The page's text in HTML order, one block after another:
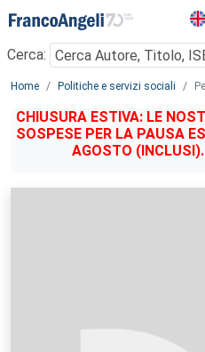
Menu
Cerca:
Main content
Home Politiche e servizi sociali
CHIUSURA ESTIVA: LE
SOSPESE PER LA PAUSA
AGOSTO